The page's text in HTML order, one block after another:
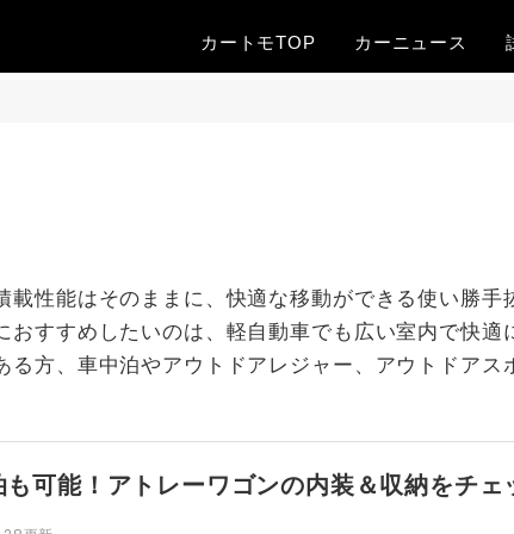
カートモTOP カーニュース
載性能はそのままに、快適な移動ができる使い勝
おすすめしたいのは、軽自動車でも広い室内で快
る方、車中泊やアウトドアレジャー、アウトドアス
も可能！アトレーワゴンの内装＆収納をチェ